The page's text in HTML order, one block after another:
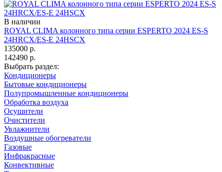
В наличии
ROYAL CLIMA колонного типа серии ESPERTO 2024 ES-S
24HRCX/ES-E 24HSCX
135000 р.
142490 р.
Выбрать раздел:
Кондиционеры
Бытовые кондиционеры
Полупромышленные кондиционеры
Обработка воздуха
Осушители
Очистители
Увлажнители
Воздушные обогреватели
Газовые
Инфракрасные
Конвективные